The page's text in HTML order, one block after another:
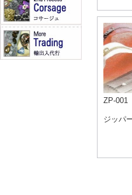
ZP-001
ジッパ